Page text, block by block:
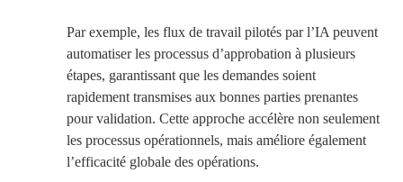
Par exemple, les flux de travail pilotés par l’IA peuvent
automatiser les processus d’approbation à plusieurs
étapes, garantissant que les demandes soient
rapidement transmises aux bonnes parties prenantes
pour validation. Cette approche accélère non seulement
les processus opérationnels, mais améliore également
l’efficacité globale des opérations.